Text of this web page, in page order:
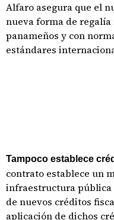
Alfaro asegura que el
nueva forma de
panameños y con
estándares
Tampoco establece
contrato establece un
infraestructura
de nuevos créditos
aplicación de dichos